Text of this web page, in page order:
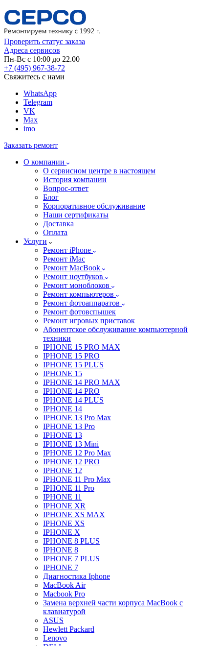
Проверить статус заказа
Адреса сервисов
Пн-Вс с 10:00 до 22.00
+7 (495) 967-38-72
Свяжитесь с нами
WhatsApp
Telegram
VK
Max
imo
Заказать ремонт
О компании
О сервисном центре в настоящем
История компании
Вопрос-ответ
Блог
Корпоративное обслуживание
Наши сертификаты
Доставка
Оплата
Услуги
Ремонт iPhone
Ремонт iMac
Ремонт MacBook
Ремонт ноутбуков
Ремонт моноблоков
Ремонт компьютеров
Ремонт фотоаппаратов
Ремонт фотовспышек
Ремонт игровых приставок
Абонентское обслуживание компьютерной
техники
IPHONE 15 PRO MAX
IPHONE 15 PRO
IPHONE 15 PLUS
IPHONE 15
IPHONE 14 PRO MAX
IPHONE 14 PRO
IPHONE 14 PLUS
IPHONE 14
IPHONE 13 Pro Max
IPHONE 13 Pro
IPHONE 13
IPHONE 13 Mini
IPHONE 12 Pro Max
IPHONE 12 PRO
IPHONE 12
IPHONE 11 Pro Max
IPHONE 11 Pro
IPHONE 11
IPHONE XR
IPHONE XS MAX
IPHONE XS
IPHONE X
IPHONE 8 PLUS
IPHONE 8
IPHONE 7 PLUS
IPHONE 7
Диагностика Iphone
MacBook Air
Macbook Pro
Замена верхней части корпуса MacBook с
клавиатурой
ASUS
Hewlett Packard
Lenovo